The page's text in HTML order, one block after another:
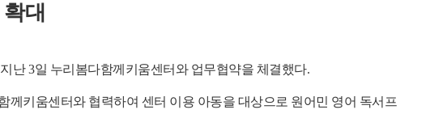
확대
난3일 누리봄다함께키움센터와 업무협약을 체결했다.
키움센터와 협력하여 센터 이용 아동을 대상으로 원어민 영어 독서프